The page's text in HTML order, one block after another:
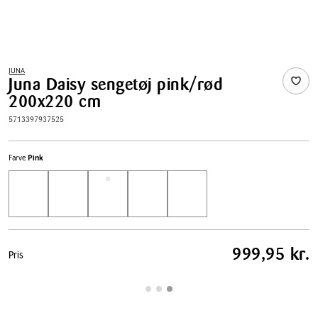
JUNA
Juna Daisy sengetøj pink/rød
200x220 cm
5713397937525
Farve Pink
Pris
tabel
Pris 999,95 kr.